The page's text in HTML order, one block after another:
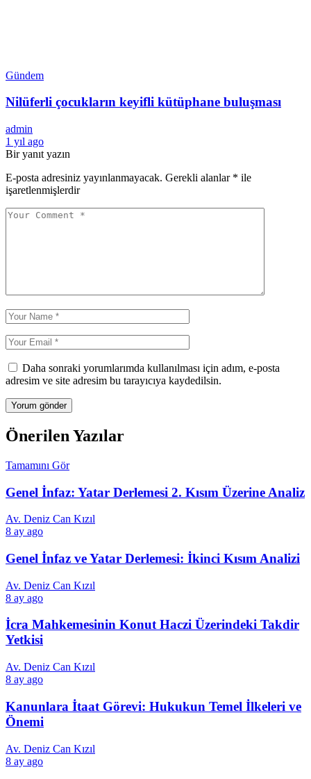
Gündem
Nilüferli çocukların keyifli kütüphane buluşması
admin
1 yıl ago
Bir yanıt yazın
E-posta adresiniz yayınlanmayacak. Gerekli alanlar * ile
işaretlenmişlerdir
Daha sonraki yorumlarımda kullanılması için adım, e-posta
adresim ve site adresim bu tarayıcıya kaydedilsin.
Önerilen Yazılar
Tamamını Gör
Genel İnfaz: Yatar Derlemesi 2. Kısım Üzerine Analiz
Av. Deniz Can Kızıl
8 ay ago
Genel İnfaz ve Yatar Derlemesi: İkinci Kısım Analizi
Av. Deniz Can Kızıl
8 ay ago
İcra Mahkemesinin Konut Haczi Üzerindeki Takdir
Yetkisi
Av. Deniz Can Kızıl
8 ay ago
Kanunlara İtaat Görevi: Hukukun Temel İlkeleri ve
Önemi
Av. Deniz Can Kızıl
8 ay ago